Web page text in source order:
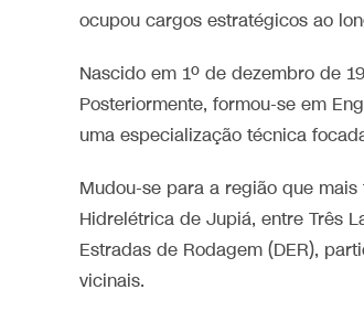
ocupou cargos estratégicos ao
Nascido em 1º de dezembro de
Posteriormente, formou-se em
uma especialização técnica
Mudou-se para a região que
Hidrelétrica de Jupiá, entre Três
Estradas de Rodagem (DER),
vicinais.